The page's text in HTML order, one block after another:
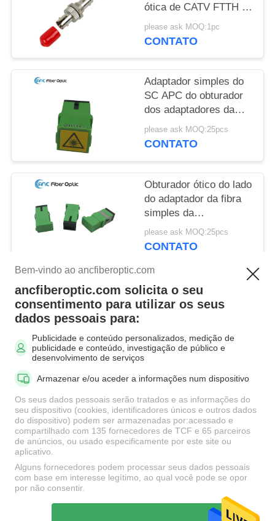
ótica de CATV FTTH à
palavra simples do ST
liga de zinco
please ask MOQ:1pc
CONTATO
Adaptador simples do
SC APC do obturador
dos adaptadores da
fibra ótica da
manutenção
please ask MOQ:25pcs
CONTATO
Obturador ótico do lado
do adaptador da fibra
simples da
manutenção
programada do SC
please ask MOQ:25pcs
CONTATO
Categorias populares
Mpo Cabo de fibra
óptica
Cabo de fibra óptica
Patch
Adaptadores de Fibra
Óptica
de remendo da fibra
Fibra Óptica Pigtail
Atenuador da fibra
Fibra Óptica Splitter
Bem-vindo ao ancfiberoptic.com
ancfiberoptic.com solicita o seu
consentimento para utilizar os seus
dados pessoais para:
Publicidade e conteúdo personalizados, medição de
publicidade e conteúdo, investigação de público e
desenvolvimento de serviços
Armazenar e/ou aceder a informações num dispositivo
Os seus dados pessoais serão tratados e as informações do
seu dispositivo (cookies, identificadores únicos e outros dados
do dispositivo) podem ser armazenadas por:acessado e
compartilhado com 135 fornecedores de TCF e 65 parceiros
de anúncios, ou usado especificamente por este site ou
aplicativo.
Alguns fornecedores podem processar seus dados pessoais
com base em interesse legítimo, ao qual você pode se opor
por não consentir.